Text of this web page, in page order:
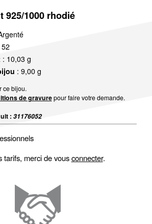
925/1000 rhodié
: 10,03 g
: 9,00 g
ce bijou.
de gravurepour faire votre demande.
: 31176052
tarifs, merci de vousconnecter.